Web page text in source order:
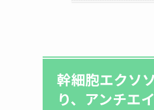
幹細胞エクソ
り、アンチエ